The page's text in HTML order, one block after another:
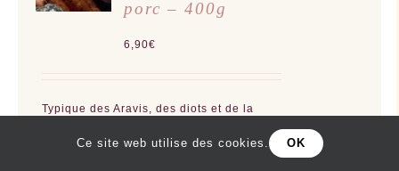
A
VARIATIONS.
PEUVENT
CHOISIES
SUR
PAGE
DÉTAILS
porc – 400g
6,90€
Typique des Aravis, des diots et de la
polenta il y a rien de meilleur ! Réservez
en ligne et venez retirez votre commande
Ce site web utilise des cookies. OK